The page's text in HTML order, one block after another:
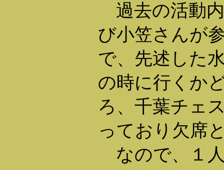
過去の活動
び小笠さんが
で、先述した
の時に行くか
ろ、千葉チェ
っており欠席
なので、１